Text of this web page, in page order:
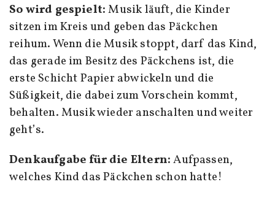
So wird gespielt:Musik läuft, die Kinder
sitzen im Kreis und geben das Päckchen
reihum. Wenn die Musik stoppt, darf das Kind,
das gerade im Besitz des Päckchens ist, die
erste Schicht Papier abwickeln und die
Süßigkeit, die dabei zum Vorschein kommt,
behalten. Musik wieder anschalten und weiter
geht’s.
Denkaufgabe für die Eltern:Aufpassen,
welches Kind das Päckchen schon hatte!